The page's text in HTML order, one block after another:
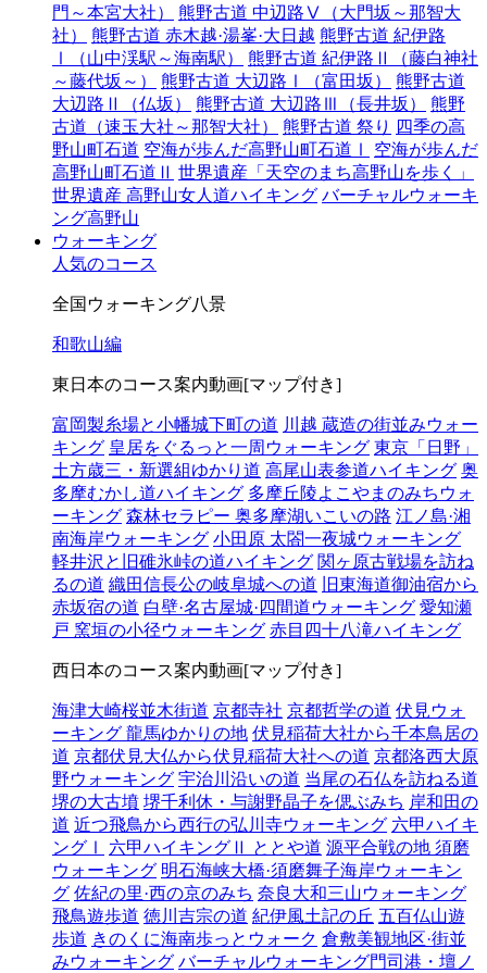
門～本宮大社）
熊野古道 中辺路Ⅴ（大門坂～那智大
社）
熊野古道 赤木越·湯峯·大日越 熊野古道 紀伊路
Ⅰ（山中渓駅～海南駅）
熊野古道 紀伊路Ⅱ（藤白神社
～藤代坂～）
熊野古道 大辺路Ⅰ（富田坂）
熊野古道
大辺路Ⅱ（仏坂）
熊野古道 大辺路Ⅲ（長井坂）
熊野
古道（速玉大社～那智大社）
熊野古道 祭り
四季の高
野山町石道 空海が歩んだ高野山町石道Ⅰ
空海が歩んだ
高野山町石道Ⅱ 世界遺産「天空のまち高野山を歩く」
世界遺産 高野山女人道ハイキング バーチャルウォーキ
ング高野山
ウォーキング
人気のコース
全国ウォーキング八景
和歌山編
東日本のコース案内動画[マップ付き]
富岡製糸場と小幡城下町の道 川越 蔵造の街並みウォー
キング 皇居をぐるっと一周ウォーキング 東京「日野」
土方歳三・新選組ゆかり道 高尾山表参道ハイキング 奥
多摩むかし道ハイキング 多摩丘陵よこやまのみちウォ
ーキング 森林セラピー 奥多摩湖いこいの路 江ノ島·湘
南海岸ウォーキング 小田原 太閤一夜城ウォーキング
軽井沢と旧碓氷峠の道ハイキング 関ヶ原古戦場を訪ね
るの道 織田信長公の岐阜城への道
旧東海道御油宿から
赤坂宿の道 白壁·名古屋城·四間道ウォーキング 愛知瀬
戸 窯垣の小径ウォーキング 赤目四十八滝ハイキング
西日本のコース案内動画[マップ付き]
海津大崎桜並木街道 京都寺社 京都哲学の道 伏見ウォ
ーキング 龍馬ゆかりの地 伏見稲荷大社から千本鳥居の
道 京都伏見大仏から伏見稲荷大社への道 京都洛西大原
野ウォーキング 宇治川沿いの道 当尾の石仏を訪ねる道
堺の大古墳 堺千利休・与謝野晶子を偲ぶみち 岸和田の
道 近つ飛鳥から西行の弘川寺ウォーキング 六甲ハイキ
ングⅠ
六甲ハイキングⅡ ととや道 源平合戦の地 須磨
ウォーキング 明石海峡大橋·須磨舞子海岸ウォーキン
グ 佐紀の里·西の京のみち 奈良大和三山ウォーキング
飛鳥遊歩道 徳川吉宗の道 紀伊風土記の丘 五百仏山遊
歩道 きのくに海南歩っとウォーク 倉敷美観地区·街並
みウォーキング バーチャルウォーキング門司港・壇ノ